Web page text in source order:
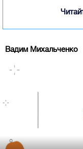
Вадим Михальченко